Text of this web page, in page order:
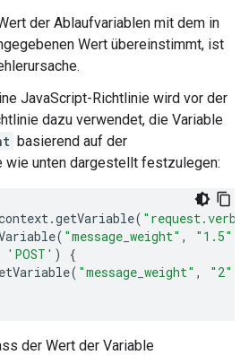
der Ablaufvariablen mit dem in
Wert übereinstimmt, ist
JavaScript-Richtlinie wird vor der
dazu verwendet, die Variable
basierend auf der
wie unten dargestellt festzulegen:
.getVariable( "request.verb"
( "message_weight" , "1.5"
'POST' )
{
( "message_weight" , "2"
der Wert der Variable